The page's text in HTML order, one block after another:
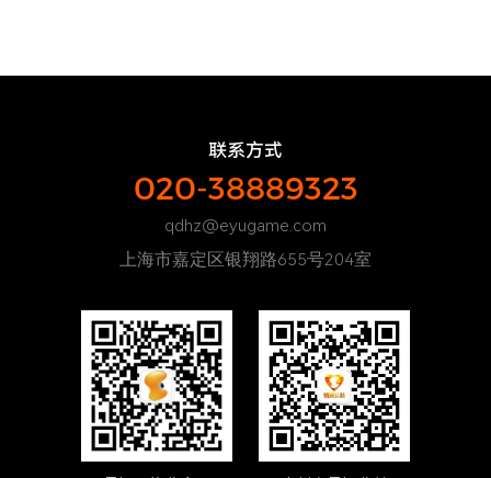
联系方式
020-38889323
qdhz@eyugame.com
上海市嘉定区银翔路655号204室